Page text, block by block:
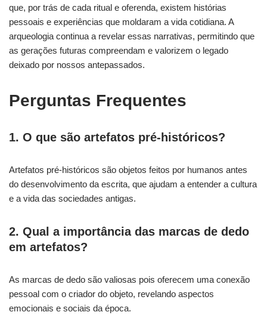
que, por trás de cada ritual e oferenda, existem histórias
pessoais e experiências que moldaram a vida cotidiana. A
arqueologia continua a revelar essas narrativas, permitindo que
as gerações futuras compreendam e valorizem o legado
deixado por nossos antepassados.
Perguntas Frequentes
1. O que são artefatos pré-históricos?
Artefatos pré-históricos são objetos feitos por humanos antes
do desenvolvimento da escrita, que ajudam a entender a cultura
e a vida das sociedades antigas.
2. Qual a importância das marcas de dedo
em artefatos?
As marcas de dedo são valiosas pois oferecem uma conexão
pessoal com o criador do objeto, revelando aspectos
emocionais e sociais da época.